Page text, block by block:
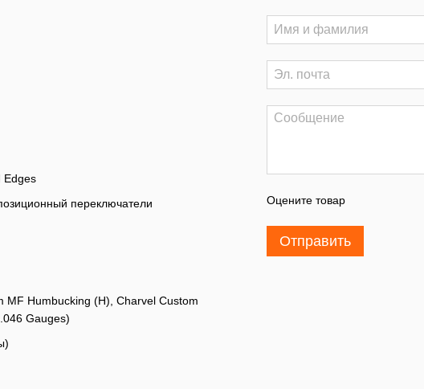
Edges
переключатели
MF Humbucking (H), Charvel Custom
Gauges)
Оцените товар
Отправить